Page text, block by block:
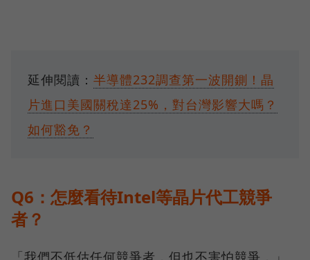
延伸閱讀： 半導體232調查第一波開鍘！晶
片進口美國關稅達25%，對台灣影響大嗎？
如何豁免？
Q6：怎麼看待Intel等晶片代工競爭
者？
「我們不低估任何競爭者，但也不害怕競爭，」